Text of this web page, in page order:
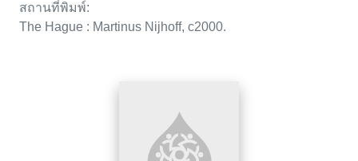
สถานที่พิมพ์:
The Hague : Martinus Nijhoff, c2000.